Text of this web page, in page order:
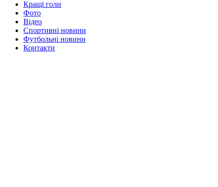
Кращі голи
Фото
Відео
Спортивні новини
Футбольні новини
Контакти